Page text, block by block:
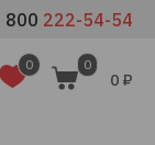
800 222-54-54
0 0
0 ₽